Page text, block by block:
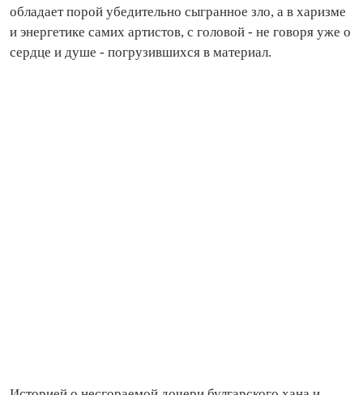
обладает порой убедительно сыгранное зло, а в харизме
и энергетике самих артистов, с головой - не говоря уже о
сердце и душе - погрузившихся в материал.